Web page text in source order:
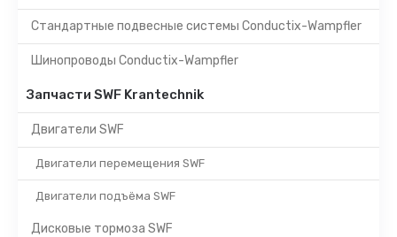
Стандартные подвесные системы Conductix-Wampfler
Шинопроводы Conductix-Wampfler
Запчасти SWF Krantechnik
Двигатели SWF
Двигатели перемещения SWF
Двигатели подъёма SWF
Дисковые тормоза SWF